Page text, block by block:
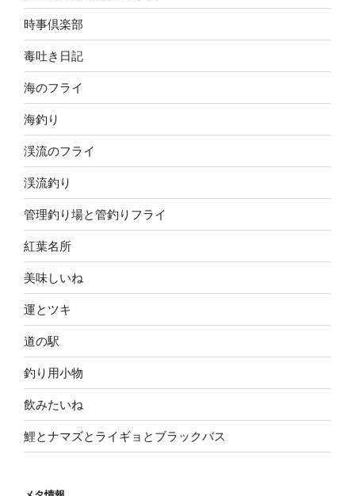
時事倶楽部
毒吐き日記
海のフライ
海釣り
渓流のフライ
渓流釣り
管理釣り場と管釣りフライ
紅葉名所
美味しいね
運とツキ
道の駅
釣り用小物
飲みたいね
鯉とナマズとライギョとブラックバス